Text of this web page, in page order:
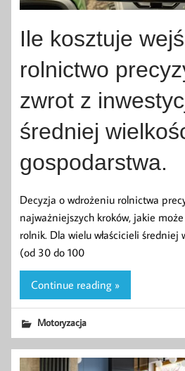
Ile kosztuje
rolnictwo
zwrot z
średniej
gospodarstwa.
Decyzja o wdrożeniu rolnictwa
najważniejszych kroków, jakie
rolnik. Dla wielu właścicieli średniej
(od 30 do 100
Continue reading »
Motoryzacja